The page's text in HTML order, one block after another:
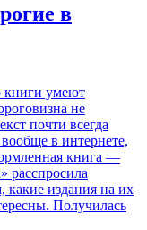
в
книги умеют
не
почти всегда
в интернете,
книга —
расспросила
какие издания на их
Получилась